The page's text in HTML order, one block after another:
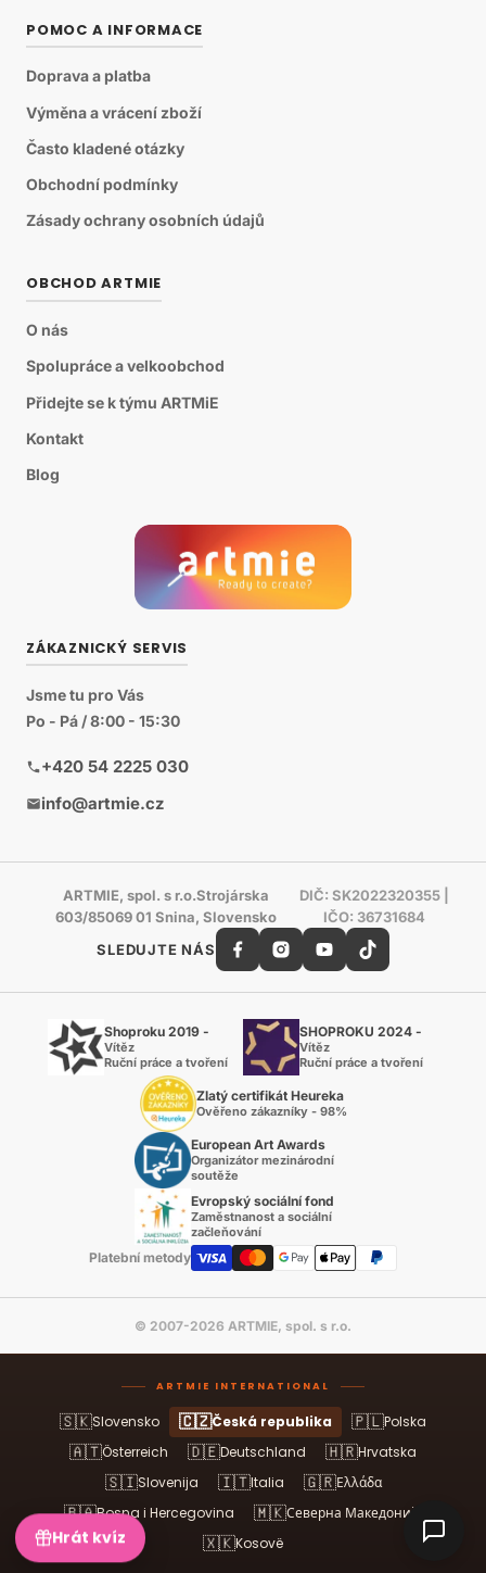
POMOC A INFORMACE
Doprava a platba
Výměna a vrácení zboží
Často kladené otázky
Obchodní podmínky
Zásady ochrany osobních údajů
OBCHOD ARTMIE
O nás
Spolupráce a velkoobchod
Přidejte se k týmu ARTMiE
Kontakt
Blog
ZÁKAZNICKÝ SERVIS
Jsme tu pro Vás
Po - Pá / 8:00 - 15:30
+420 54 2225 030
info@artmie.cz
ARTMIE, spol. s r.o.Strojárska
603/85069 01 Snina, Slovensko
DIČ: SK2022320355 |
IČO: 36731684
SLEDUJTE NÁS
Shoproku 2019 -
Vítěz
Ruční práce a tvoření
SHOPROKU 2024 -
Vítěz
Ruční práce a tvoření
Zlatý certifikát Heureka
Ověřeno zákazníky - 98%
European Art Awards
Organizátor mezinárodní
soutěže
Evropský sociální fond
Zaměstnanost a sociální
začleňování
Platební metody
© 2007-2026 ARTMIE, spol. s r.o.
ARTMIE INTERNATIONAL
🇸🇰Slovensko 🇨🇿Česká republika 🇵🇱Polska
🇦🇹Österreich 🇩🇪Deutschland 🇭🇷Hrvatska
🇸🇮Slovenija 🇮🇹Italia 🇬🇷Ελλάδα
🇧🇦Bosna i Hercegovina 🇲🇰Северна Македонија
🇽🇰Kosovë
Hrát kvíz